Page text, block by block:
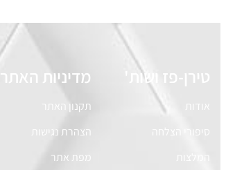
טירן-פז ושות'
אודות
סיפורי הצלחה
המלצות
מדיניות האתר
תקנון האתר
הצהרת נגישות
מפת אתר